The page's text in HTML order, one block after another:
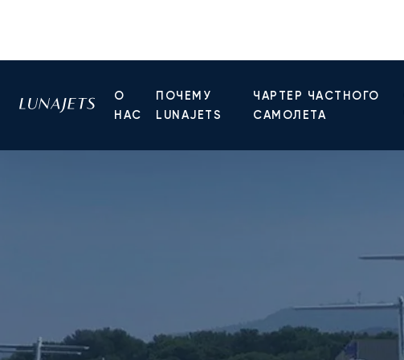
О
НАС
ПОЧЕМУ
LUNAJETS
ЧАРТЕР ЧАСТНОГО
САМОЛЕТА